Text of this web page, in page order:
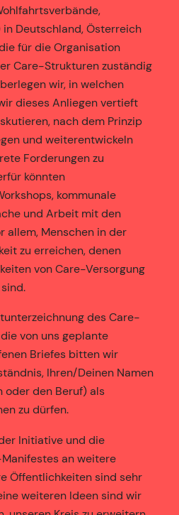
Deutschland, Österreich
für die Organisation
Care-Strukturen zuständig
wir, in welchen
dieses Anliegen vertieft
nach dem Prinzip
und weiterentwickeln
Forderungen zu
könnten
kommunale
und Arbeit mit den
allem, Menschen in der
zu erreichen, denen
von Care-Versorgung
des Care-
von uns geplante
Briefes bitten wir
Ihren/Deinen Namen
oder den Beruf) als
zu dürfen.
Initiative und die
an weitere
Öffentlichkeiten sind sehr
weiteren Ideen sind wir